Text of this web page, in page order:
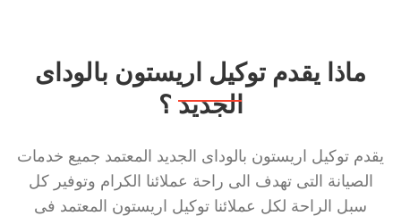
ماذا يقدم توكيل اريستون بالوداى
الجديد ؟
يقدم توكيل اريستون بالوداى الجديد المعتمد جميع خدمات
الصيانة التى تهدف الى راحة عملائنا الكرام وتوفير كل
سبل الراحة لكل عملائنا توكيل اريستون المعتمد فى